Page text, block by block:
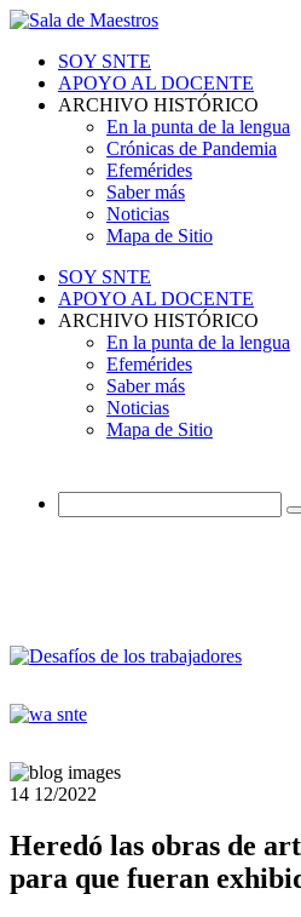
SOY SNTE
APOYO AL DOCENTE
ARCHIVO HISTÓRICO
En la punta de la lengua
Crónicas de Pandemia
Efemérides
Saber más
Noticias
Mapa de Sitio
SOY SNTE
APOYO AL DOCENTE
ARCHIVO HISTÓRICO
En la punta de la lengua
Efemérides
Saber más
Noticias
Mapa de Sitio
14 12/2022
Heredó las obras de
para que fueran